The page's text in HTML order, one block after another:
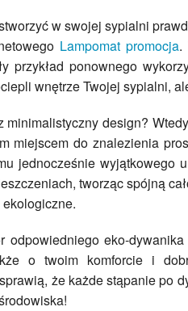
w swojej sypialni
Lampomat promocja.
przykład ponownego
wnętrze Twojej sypialni,
minimalistyczny design?
miejscem do znalezienia
jednocześnie wyjątkowego
tworząc spójną
odpowiedniego eko-
o twoim komforcie i
że każde stąpanie po